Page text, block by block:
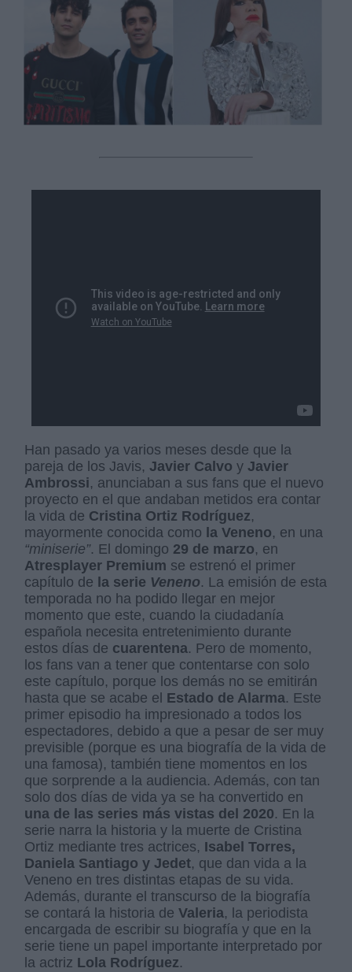
Han pasado ya varios meses desde que la
pareja de los Javis, Javier Calvo y Javier
Ambrossi, anunciaban a sus fans que el nuevo
proyecto en el que andaban metidos era contar
la vida de Cristina Ortiz Rodríguez,
mayormente conocida como la Veneno, en una
“miniserie”. El domingo 29 de marzo, en
Atresplayer Premium se estrenó el primer
capítulo de la serie Veneno. La emisión de esta
temporada no ha podido llegar en mejor
momento que este, cuando la ciudadanía
española necesita entretenimiento durante
estos días de cuarentena. Pero de momento,
los fans van a tener que contentarse con solo
este capítulo, porque los demás no se emitirán
hasta que se acabe el Estado de Alarma. Este
primer episodio ha impresionado a todos los
espectadores, debido a que a pesar de ser muy
previsible (porque es una biografía de la vida de
una famosa), también tiene momentos en los
que sorprende a la audiencia. Además, con tan
solo dos días de vida ya se ha convertido en
una de las series más vistas del 2020. En la
serie narra la historia y la muerte de Cristina
Ortiz mediante tres actrices, Isabel Torres,
Daniela Santiago y Jedet, que dan vida a la
Veneno en tres distintas etapas de su vida.
Además, durante el transcurso de la biografía
se contará la historia deValeria, la periodista
encargada de escribir su biografía y que en la
serie tiene un papel importante interpretado por
la actriz Lola Rodríguez.
Información adicional
link